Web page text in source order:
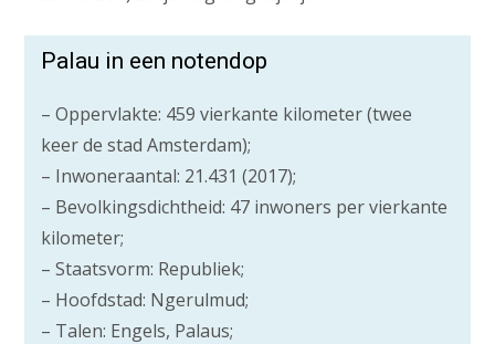
Palau in een notendop
– Oppervlakte: 459 vierkante kilometer (twee
keer de stad Amsterdam);
– Inwoneraantal: 21.431 (2017);
– Bevolkingsdichtheid: 47 inwoners per vierkante
kilometer;
– Staatsvorm: Republiek;
– Hoofdstad: Ngerulmud;
– Talen: Engels, Palaus;